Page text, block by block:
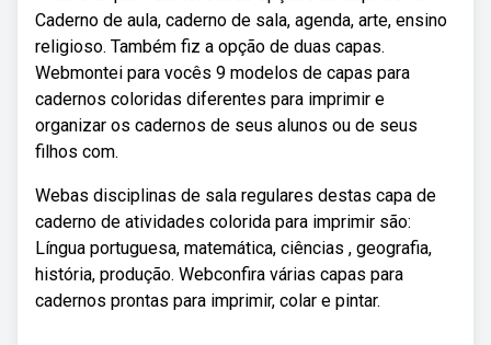
Caderno de aula, caderno de sala, agenda, arte, ensino
religioso. Também fiz a opção de duas capas.
Webmontei para vocês 9 modelos de capas para
cadernos coloridas diferentes para imprimir e
organizar os cadernos de seus alunos ou de seus
filhos com.
Webas disciplinas de sala regulares destas capa de
caderno de atividades colorida para imprimir são:
Língua portuguesa, matemática, ciências , geografia,
história, produção. Webconfira várias capas para
cadernos prontas para imprimir, colar e pintar.